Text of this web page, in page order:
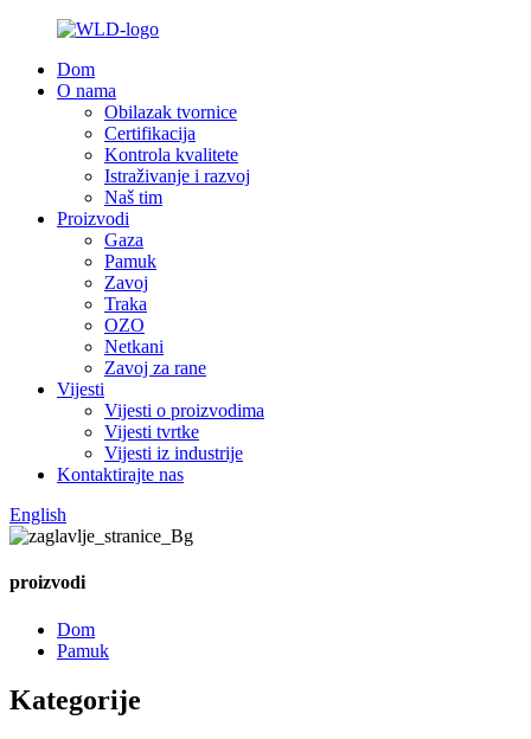
Dom
O nama
Obilazak tvornice
Certifikacija
Kontrola kvalitete
Istraživanje i razvoj
Naš tim
Proizvodi
Gaza
Pamuk
Zavoj
Traka
OZO
Netkani
Zavoj za rane
Vijesti
Vijesti o proizvodima
Vijesti tvrtke
Vijesti iz industrije
Kontaktirajte nas
English
proizvodi
Dom
Pamuk
Kategorije